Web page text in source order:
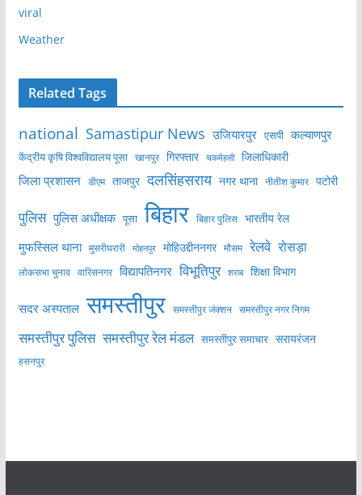
viral
Weather
Related Tags
national Samastipur News उजियारपुर एसपी कल्याणपुर
केंद्रीय कृषि विश्वविद्यालय पूसा खानपुर गिरफ्तार चकमेहसी जिलाधिकारी
जिला प्रशासन डीएम ताजपुर दलसिंहसराय नगर थाना नीतीश कुमार पटोरी
पुलिस पुलिस अधीक्षक पूसा बिहार बिहार पुलिस भारतीय रेल
मुफस्सिल थाना मुसरीघरारी मोहनपुर मोहिउद्दीननगर मौसम रेलवे रोसड़ा
लोकसभा चुनाव वारिसनगर विद्यापतिनगर विभूतिपुर शराब शिक्षा विभाग
सदर अस्पताल समस्तीपुर समस्तीपुर जंक्शन समस्तीपुर नगर निगम
समस्तीपुर पुलिस समस्तीपुर रेल मंडल समस्तीपुर समाचार सरायरंजन
हसनपुर